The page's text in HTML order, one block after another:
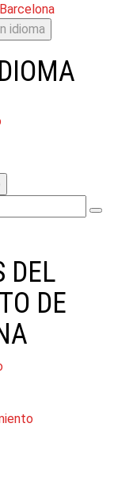
idioma
DEL
DE